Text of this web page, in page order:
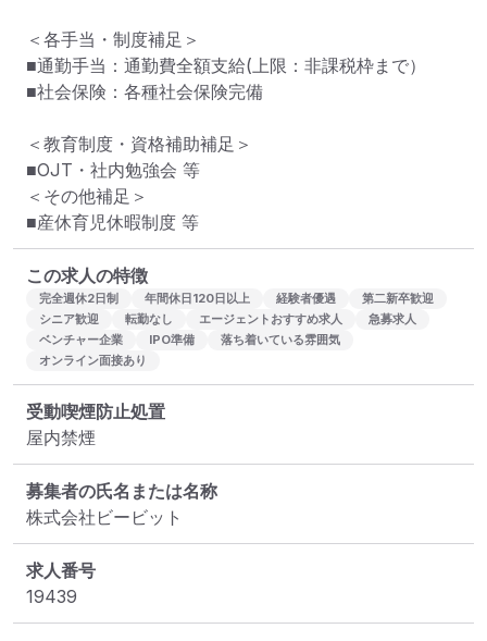
＜各手当・制度補足＞
■通勤手当：通勤費全額支給(上限：非課税枠まで）
■社会保険：各種社会保険完備
＜教育制度・資格補助補足＞
■OJT・社内勉強会 等
＜その他補足＞
■産休育児休暇制度 等
この求人の特徴
完全週休2日制 年間休日120日以上 経験者優遇
第二新卒歓迎
シニア歓迎
転勤なし エージェントおすすめ求人
急募求人
ベンチャー企業
IPO準備
落ち着いている雰囲気
オンライン面接あり
受動喫煙防止処置
屋内禁煙
募集者の氏名または名称
株式会社ビービット
求人番号
19439